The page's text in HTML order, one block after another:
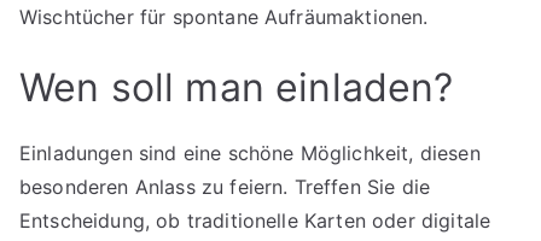
Wischtücher für spontane Aufräumaktionen.
Wen soll man einladen?
Einladungen sind eine schöne Möglichkeit, diesen
besonderen Anlass zu feiern. Treffen Sie die
Entscheidung, ob traditionelle Karten oder digitale